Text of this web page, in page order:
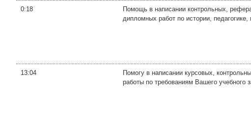
0:18
Помощь в написании контрольных,
дипломных работ по истории,
13:04
Помогу в написании курсовых,
работы по требованиям Вашего учебного